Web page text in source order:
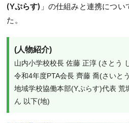
(Yぷらす) 」の仕組みと連携につい
た。
(人物紹介)
山内小学校校長 佐藤 正淳 (さとう
令和4年度PTA会長 齊藤 喬(さいと
地域学校協働本部(Yぷらす)代表 荒
ん 以下(地)